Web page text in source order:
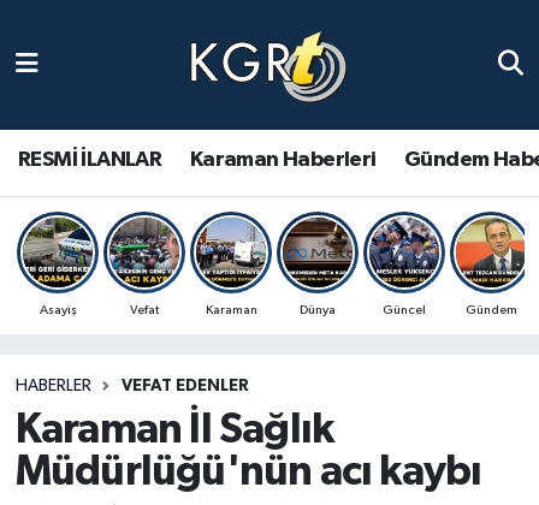
RESMİ İLANLAR Karaman Haberleri Gündem
Asayiş Vefat Karaman Dünya Güncel Gündem
HABERLER VEFAT EDENLER
Karaman İl Sağlık
Müdürlüğü'nün acı kaybı
Gündem Haberleri
Güncel Haberler
Spor Haberleri
Ulusal Haberler
Vefat Edenler